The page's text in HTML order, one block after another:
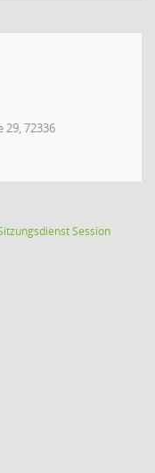
29, 72336
Session(Wird in